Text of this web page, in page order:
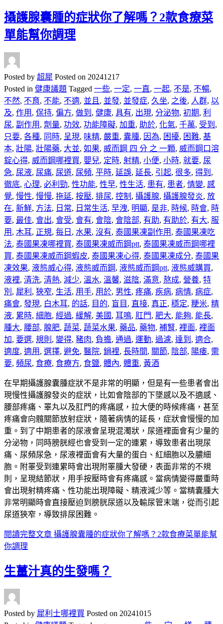
攝護腺囊腫的症狀你了解嗎？2款食療菜
單能幫你調理
Posted by 超犀 Posted on 20241217
Posted in 健康議題 Tagged 一些, 一定, 一直, 一起, 不是, 不暢,
不然, 不育, 不能, 不適, 並且 , 並發, 並發症, 久坐, 之後, 人群, 以
及, 作用 , 保持, 偏方, 做到 , 健康, 具有, 出現, 分泌物, 初期, 利
尿, 副作用 , 劑量, 功效, 功能障礙, 加重, 助於, 化氣, 千萬, 受到 ,
只要, 各種, 同時, 呈現, 味精, 嚴重, 囊腫, 因為, 困擾, 困難, 基
本, 壯陽, 壯陽藥, 大並, 如果, 威而鋼 四 分 之 一顆, 威而鋼口溶
錠心得, 威而鋼哪裡買, 嬰兒, 定時, 射精, 小便, 小時, 就要, 尿
急, 尿液, 尿痛, 尿道, 尿頻, 平時, 延誤, 延長, 引起, 很多, 得到 ,
徹底, 心理, 必利勁, 性功能, 性早, 性生活, 患有, 患者, 情變, 感
覺, 慢性, 慢慢, 拖延, 按壓, 排尿, 控制 , 攝護腺, 攝護腺發炎, 放
在, 新鮮, 方法, 日常, 日常生活, 早洩, 明顯, 是非, 時候, 時會, 時
要, 最佳, 會出, 會受, 會有, 會陰, 會陰部, 有助, 有助於, 有大, 服
用 , 木耳, 正規, 每日 , 水果, 沒有, 泰國果凍副作用 , 泰國果凍吃
法, 泰國果凍哪裡買, 泰國果凍威而鋼ptt, 泰國果凍威而鋼哪裡
買, 泰國果凍威而鋼蝦皮, 泰國果凍心得, 泰國果凍成分, 泰國果
凍效果, 液態威心得, 液態威而鋼, 液態威而鋼ptt, 液態威購買,
液裡, 清洗, 清熱, 減少, 溫水, 溫馨, 滋陰, 滿意, 熬成, 營養, 特
別 , 犀利 , 狹窄, 生活, 用手, 用於, 男性, 疼痛, 疾病, 病情, 病症,
痛會, 發現, 白木耳, 的話, 目的, 盲目 , 直接, 真正, 穩定, 粳米, 精
液, 累時, 細胞, 經過, 緩解, 美國 , 耳鳴, 肛門, 肥大, 能夠, 能長,
腫大, 腰部, 腺肥, 蔬菜, 蔬菜水果, 藥品, 藥物, 補腎, 裡面, 裡面
加, 要選, 規則 , 變得, 豬肉, 負擔, 通過, 運動, 過濾, 達到 , 適合,
適度, 適用 , 選擇, 避免, 醫院, 鍋裡, 長時間, 關節, 陰部, 陽痿, 需
要, 頻尿, 食療, 食療方, 食鹽, 體內, 體重, 黃酒
在早期攝護腺囊腫症狀不是非常的明顯，但是有一些患者會出
現慢性攝護腺發炎的症狀，比如會陰部的下墜感以及不適感、
腰部疼痛、睪丸以及肛門的疼痛感，拉大便的時候疼痛，甚至
疼痛會向髖關節放射症狀，隨著病情的延長，症狀會慢慢的加
重。到了中期患者的尿液會呈現混濁狀，尿道裡面會有少量的
分泌物，同時膀胱經也會受到一定的連累，導致患者出現尿
痛、尿頻尿急，尿液裡面會有大量的蛋白、紅細胞以及膿細
胞。附睪受到連累時會出現附睪腫大發硬，表面非常的不規
則，呈現結節狀，用手按壓時會有疼痛感。當病情變得嚴重時
會出現射精疼痛、性功能出現障礙、精液減少等。當精囊腫大
非常明顯時會直接壓迫到膀胱尿道以及輸尿管末端，從而引起
尿道狹窄，導致排尿困難。
閱讀完整文章 攝護腺囊腫的症狀你了解嗎？2款食療菜單能幫
你調理
生薑汁真的生發嗎？
Posted by 犀利士哪裡買 Posted on 20241015